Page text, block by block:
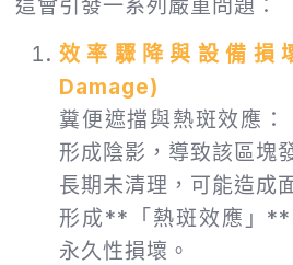
這會引發一系列嚴重問題：
效率驟降與設備損
Damage)
糞便遮擋與熱斑效應
形成陰影，導致該區塊
長期未清理，可能造成
形成**「熱斑效應」**
永久性損壞。